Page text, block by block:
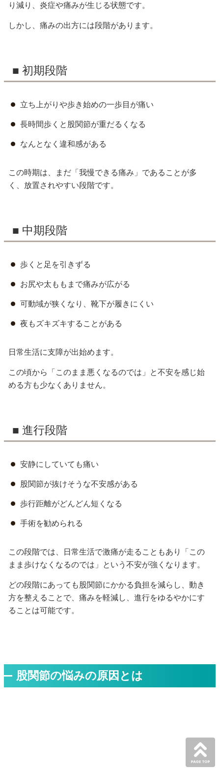
り減り、炎症や痛みが生じる状態です。
しかし、痛みの出方には段階があります。
■ 初期段階
立ち上がりや歩き始めの一歩目が痛い
長時間歩くと股関節が重だるくなる
なんとなく違和感がある
この時期は、まだ「我慢できる痛み」であることが多
く、放置されやすい段階です。
■ 中期段階
歩くと足を引きずる
お尻や太ももまで痛みが広がる
可動域が狭くなり、靴下が履きにくい
夜もズキズキすることがある
日常生活に支障が出始めます。
この頃から「このまま悪くなるのでは」と不安を感じ始
める方も少なくありません。
■ 進行段階
安静にしていても痛い
股関節が抜けそうな不安感がある
歩行距離がどんどん短くなる
手術を勧められる
この段階では、日常生活で激痛が走ることもあり「この
まま歩けなくなるのでは」という不安が強くなります。
どの段階にあっても股関節にかかる負担を減らし、動き
方を整えることで、痛みを軽減し、進行をゆるやかにす
ることは可能です。
股関節の悩みの原因とは